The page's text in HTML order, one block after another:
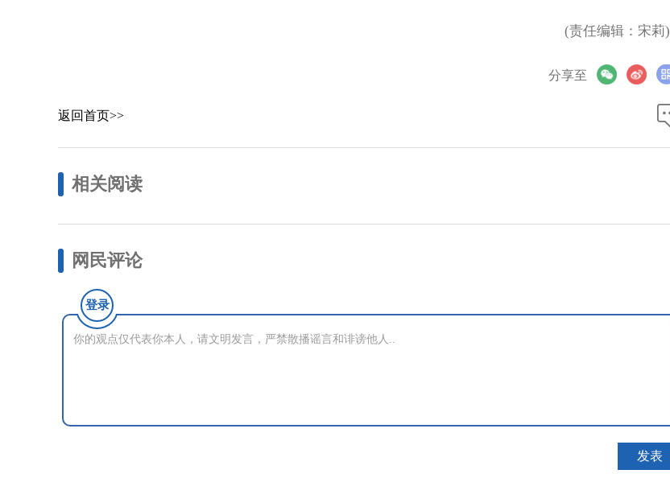
(责任编辑：宋莉)
分享至
返回首页>>
相关阅读
网民评论
登录